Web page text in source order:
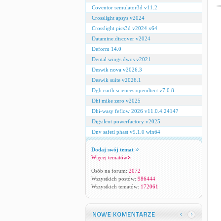
Coventor semulator3d v11.2
Crosslight apsys v2024
Crosslight pics3d v2024 x64
Datamine.discover v2024
Deform 14.0
Dental wings dwos v2021
Deswik nova v2026.3
Deswik suite v2026.1
Dgb earth sciences opendtect v7.0.8
Dhi mike zero v2025
Dhi-wasy feflow 2026 v11.0.4.24147
Digsilent powerfactory v2025
Dnv safeti phast v9.1.0 win64
Dodaj swój temat
Więcej tematów
Osób na forum: 2072
Wszystkich postów: 986444
Wszystkich tematów: 172061